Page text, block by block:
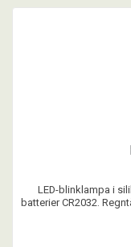
LED-blinklampa i
batterier CR2032.